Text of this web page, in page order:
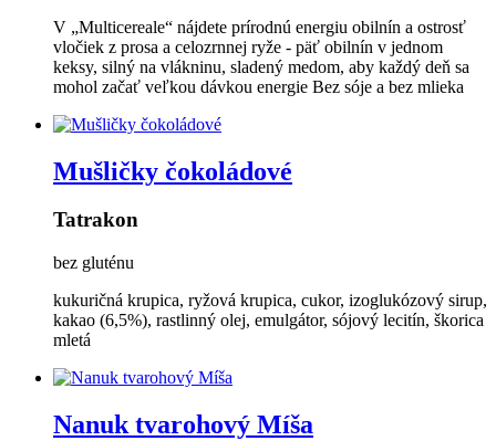
V „Multicereale“ nájdete prírodnú energiu obilnín a ostrosť
vločiek z prosa a celozrnnej ryže - päť obilnín v jednom
keksy, silný na vlákninu, sladený medom, aby každý deň sa
mohol začať veľkou dávkou energie Bez sóje a bez mlieka
Mušličky čokoládové
Tatrakon
bez gluténu
kukuričná krupica, ryžová krupica, cukor, izoglukózový sirup,
kakao (6,5%), rastlinný olej, emulgátor, sójový lecitín, škorica
mletá
Nanuk tvarohový Míša